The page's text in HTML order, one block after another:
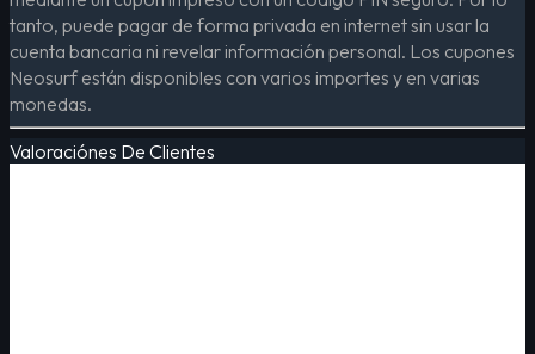
tanto, puede pagar de forma privada en internet sin usar la
cuenta bancaria ni revelar información personal. Los cupones
Neosurf están disponibles con varios importes y en varias
monedas.
Valoraciónes De Clientes